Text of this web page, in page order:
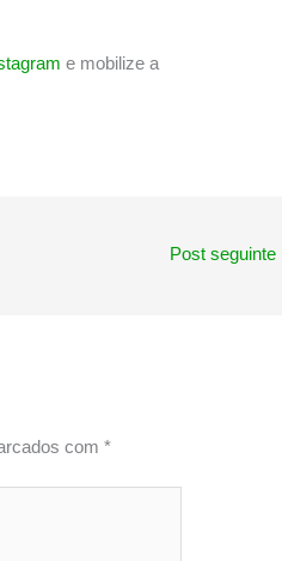
e mobilize a
Post seguinte
com*